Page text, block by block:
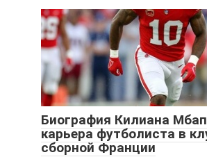
Биография Килиана
карьера футболиста в
сборной Франции